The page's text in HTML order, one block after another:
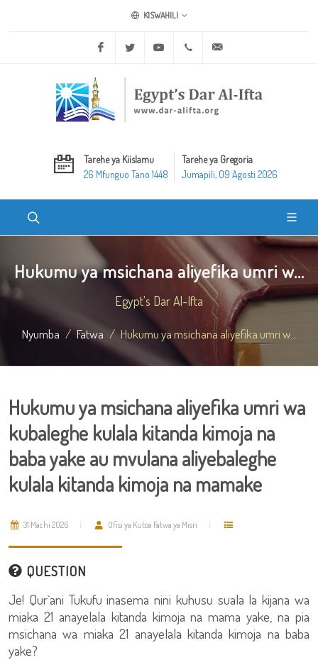
KISWAHILI
Facebook Twitter Youtube +20 2 25970400
Tarehe ya Kiislamu
26 Mfunguo Tano 1448
Tarehe ya Gregoria
Jumapili, 09 Agosti 2026
Hukumu ya msichana aliyefika umri w...
Egypt's Dar Al-Ifta
Nyumba Fatwa Hukumu ya msichana aliyefika umri w...
Hukumu ya msichana aliyefika umri wa
kubaleghe kulala kitanda kimoja na
baba yake au mvulana aliyebaleghe
kulala kitanda kimoja na mamake
31 Machi 2026 Ofisi ya Kutoa Fatwa ya Misri
QUESTION
Je! Qur`ani Tukufu inasema nini kuhusu suala la kijana wa
miaka 21 anayelala kitanda kimoja na mama yake, na pia
msichana wa miaka 21 anayelala kitanda kimoja na baba
yake?